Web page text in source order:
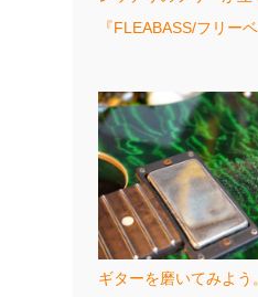
『FLEABASS/フリー
ギターを磨いてみよ